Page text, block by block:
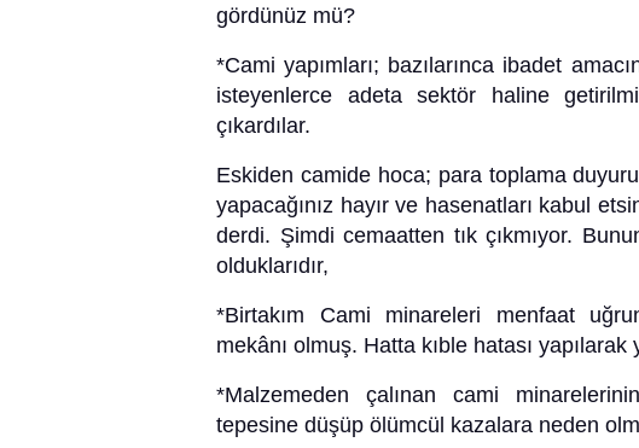
gördünüz mü?
*Cami yapımları; bazılarınca ibadet
isteyenlerce adeta sektör haline
çıkardılar.
Eskiden camide hoca; para toplama
yapacağınız hayır ve hasenatları kabul
derdi. Şimdi cemaatten tık çıkmıyor.
olduklarıdır,
*Birtakım Cami minareleri menfaat
mekânı olmuş. Hatta kıble hatası yapılarak
*Malzemeden çalınan cami
tepesine düşüp ölümcül kazalara neden